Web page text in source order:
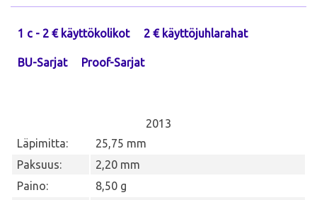
1 c - 2 € käyttökolikot 2 € käyttöjuhlarahat
BU-Sarjat Proof-Sarjat
2013
Läpimitta:
25,75 mm
Paksuus:
2,20 mm
Paino:
8,50 g